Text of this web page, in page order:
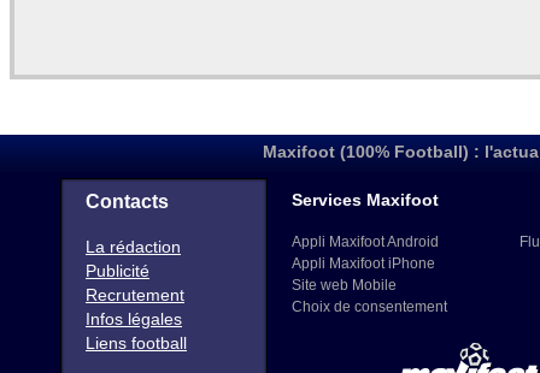
Maxifoot (100% Football) :
Contacts
La rédaction
Publicité
Recrutement
Infos légales
Liens football
Services Maxifoot
Appli Maxifoot Android
Appli Maxifoot iPhone
Site web Mobile
Choix de consentement